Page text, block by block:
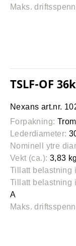
Maks.
TSLF-OF
Nexans art.nr.
Forpakning:
Lederdiameter:
Nominell ytre
Vekt (ca.): 3,83
Tillatt belastning
Tillatt belastning
A
Maks.